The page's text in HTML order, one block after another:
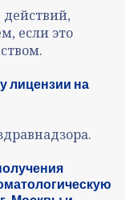
если это
лицензии на